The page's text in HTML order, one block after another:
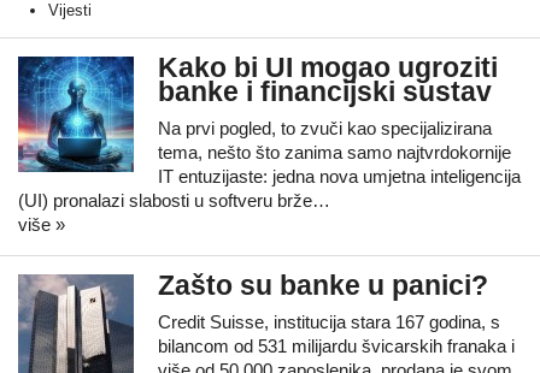
Vijesti
Kako bi UI mogao ugroziti
banke i financijski sustav
Na prvi pogled, to zvuči kao specijalizirana
tema, nešto što zanima samo najtvrdokornije
IT entuzijaste: jedna nova umjetna inteligencija
(UI) pronalazi slabosti u softveru brže…
više »
Zašto su banke u panici?
Credit Suisse, institucija stara 167 godina, s
bilancom od 531 milijardu švicarskih franaka i